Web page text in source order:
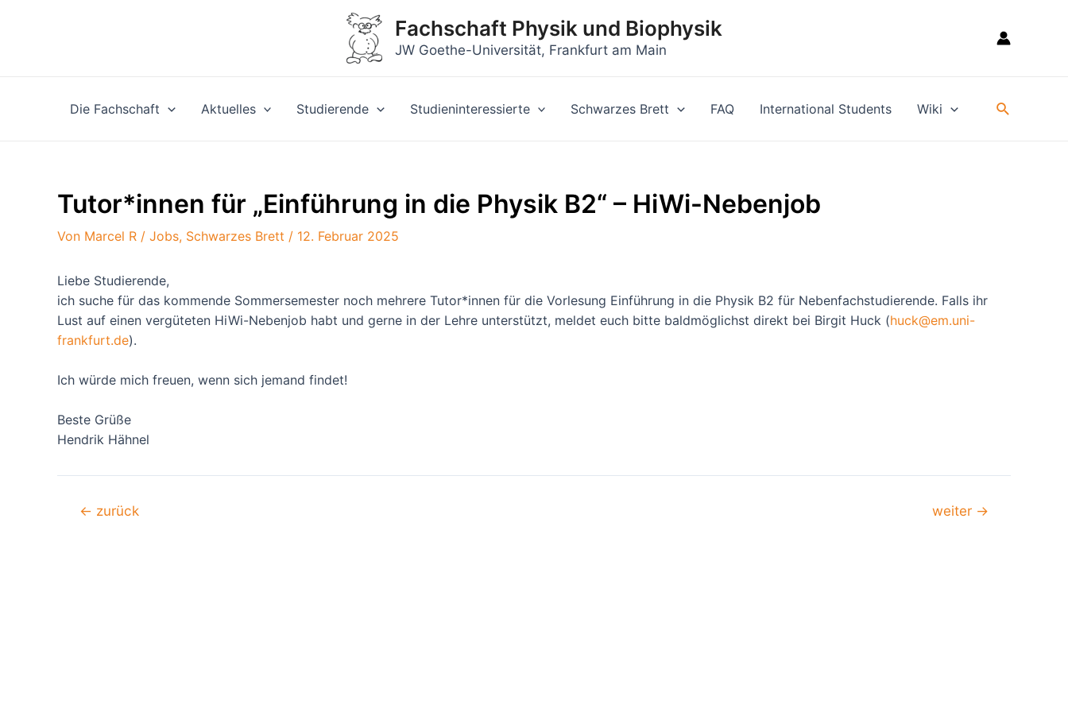
Fachschaft Physik und Biophysik
JW Goethe-Universität, Frankfurt am Main
Die Fachschaft Aktuelles Studierende Studieninteressierte Schwarzes Brett FAQ International Students Wiki Suche
Tutor*innen für „Einführung in die Physik B2“ – HiWi-Nebenjob
Von Marcel R / Jobs, Schwarzes Brett / 12. Februar 2025
Liebe Studierende,
ich suche für das kommende Sommersemester noch mehrere Tutor*innen für die Vorlesung Einführung in die Physik B2 für Nebenfachstudierende. Falls ihr
Lust auf einen vergüteten HiWi-Nebenjob habt und gerne in der Lehre unterstützt, meldet euch bitte baldmöglichst direkt bei Birgit Huck (huck@em.uni-
frankfurt.de).
Ich würde mich freuen, wenn sich jemand findet!
Beste Grüße
Hendrik Hähnel
Beitragsnavigation
← zurück weiter →